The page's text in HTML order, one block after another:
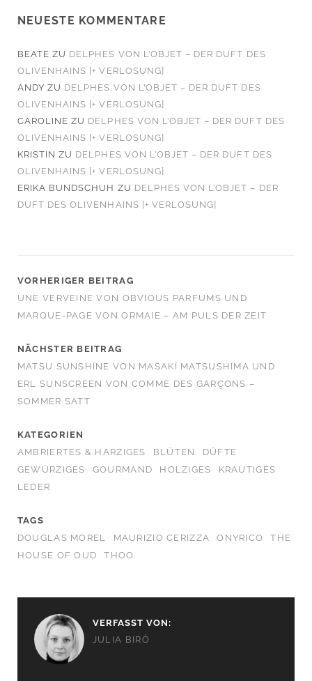
NEUESTE KOMMENTARE
BEATE ZU DELPHES VON L’OBJET – DER DUFT DES
OLIVENHAINS [+ VERLOSUNG]
ANDY ZU DELPHES VON L’OBJET – DER DUFT DES
OLIVENHAINS [+ VERLOSUNG]
CAROLINE ZU DELPHES VON L’OBJET – DER DUFT DES
OLIVENHAINS [+ VERLOSUNG]
KRISTIN ZU DELPHES VON L’OBJET – DER DUFT DES
OLIVENHAINS [+ VERLOSUNG]
ERIKA BUNDSCHUH ZU DELPHES VON L’OBJET – DER
DUFT DES OLIVENHAINS [+ VERLOSUNG]
VORHERIGER BEITRAG
UNE VERVEINE VON OBVIOUS PARFUMS UND
MARQUE-PAGE VON ORMAIE – AM PULS DER ZEIT
NÄCHSTER BEITRAG
MATSU SUNSHÏNE VON MASAKÏ MATSUSHÏMA UND
ERL SUNSCREEN VON COMME DES GARÇONS –
SOMMER SATT
KATEGORIEN
AMBRIERTES & HARZIGES
BLÜTEN
DÜFTE
GEWÜRZIGES
GOURMAND HOLZIGES
KRAUTIGES
LEDER
TAGS
DOUGLAS MOREL
MAURIZIO CERIZZA ONYRICO
THE
HOUSE OF OUD
THOO
VERFASST VON:
JULIA BIRÓ